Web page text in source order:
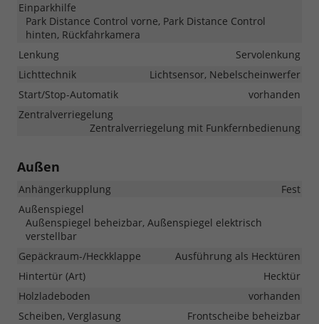
Einparkhilfe
Park Distance Control vorne, Park Distance Control
hinten, Rückfahrkamera
Lenkung
Servolenkung
Lichttechnik
Lichtsensor, Nebelscheinwerfer
Start/Stop-Automatik
vorhanden
Zentralverriegelung
Zentralverriegelung mit Funkfernbedienung
Außen
Anhängerkupplung
Fest
Außenspiegel
Außenspiegel beheizbar, Außenspiegel elektrisch
verstellbar
Gepäckraum-/Heckklappe
Ausführung als Hecktüren
Hintertür (Art)
Hecktür
Holzladeboden
vorhanden
Scheiben, Verglasung
Frontscheibe beheizbar